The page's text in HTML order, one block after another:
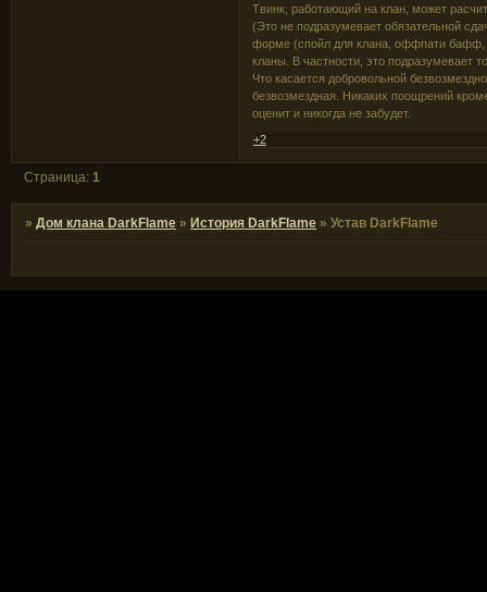
Твинк, работающий на клан, может
(Это не подразумевает обязательной
форме (спойл для клана, оффпати бафф,
кланы. В частности, это подразумевает
Что касается добровольной
безвозмездная. Никаких поощрений
оценит и никогда не забудет.
+2
Страница:1
»Дом клана DarkFlame » История DarkFlame »Устав DarkFlame